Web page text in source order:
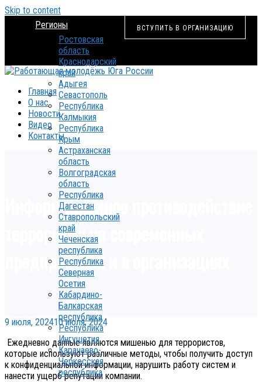
Skip to content
ВСТУПИТЬ В ОРГАНИЗАЦИЮ
Регионы
Ростовская
область
Краснодарский
край
Адыгея
Севастополь
Республика
Калмыкия
Республика
Крым
Астраханская
область
Волгоградская
область
Республика
Дагестан
Ставропольский
край
Чеченская
республика
Республика
Северная
Осетия
Кабардино-
Балкарская
республика
Республика
Ингушетия
Карачаево-
Черкесская
республика
Главная
О нас
Новости
Видео
Контакты
Информационное противодействие
терроризму на современных
предприятиях и в организациях
9 июля, 202410 июля, 2024
Ежедневно данные являются мишенью для террористов,
которые используют различные методы, чтобы получить доступ
к конфиденциальной информации, нарушить работу систем и
нанести ущерб репутации компании.